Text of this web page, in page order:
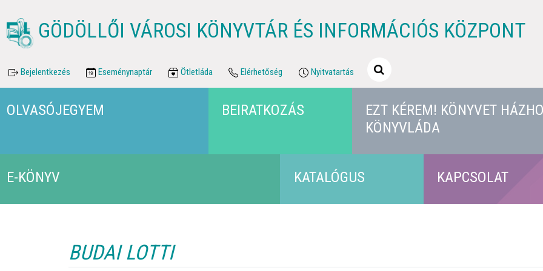
GÖDÖLLŐI VÁROSI KÖNYVTÁR ÉS INFORMÁCIÓS KÖZPONT
Bejelentkezés Eseménynaptár Ötletláda Elérhetőség Nyitvatartás
OLVASÓJEGYEM BEIRATKOZÁS
EZT KÉREM! KÖNYVET
KÖNYVLÁDA
E-KÖNYV KATALÓGUS KAPCSOLAT
BUDAI LOTTI